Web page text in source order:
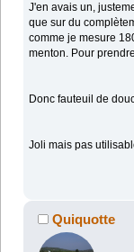
J'en avais un,
que sur du
comme je mesure
menton. Pour
Donc fauteuil de
Joli mais pas
Quiquotte